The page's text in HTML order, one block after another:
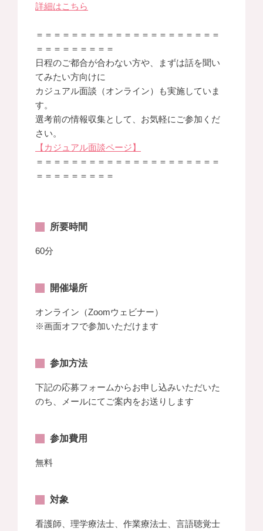
詳細はこちら
＝＝＝＝＝＝＝＝＝＝＝＝＝＝＝＝＝＝＝＝＝
＝＝＝＝＝＝＝＝＝
日程のご都合が合わない方や、まずは話を聞い
てみたい方向けに
カジュアル面談（オンライン）も実施していま
す。
選考前の情報収集として、お気軽にご参加くだ
さい。
【カジュアル面談ページ】
＝＝＝＝＝＝＝＝＝＝＝＝＝＝＝＝＝＝＝＝＝
＝＝＝＝＝＝＝＝＝
所要時間
60分
開催場所
オンライン（Zoomウェビナー）
※画面オフで参加いただけます
参加方法
下記の応募フォームからお申し込みいただいた
のち、メールにてご案内をお送りします
参加費用
無料
対象
看護師、理学療法士、作業療法士、言語聴覚士